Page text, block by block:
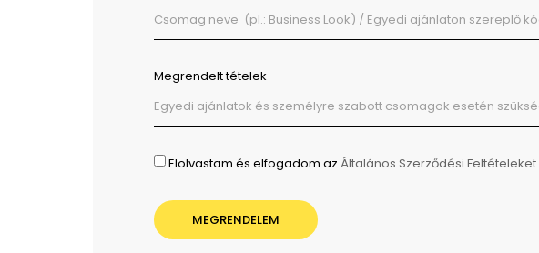
Megrendelt tételek
Elolvastam és elfogadom az Általános Szerződési Feltételeket.
MEGRENDELEM